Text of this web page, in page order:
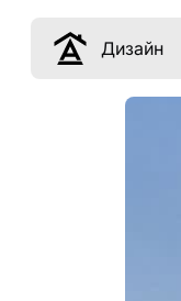
Дизайн